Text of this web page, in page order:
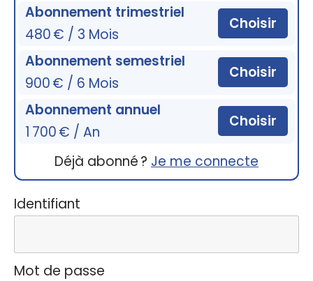
Abonnement trimestriel
480 € / 3 Mois
Choisir
Abonnement semestriel
900 € / 6 Mois
Choisir
Abonnement annuel
1 700 € / An
Choisir
Déjà abonné ? Je me connecte
Identifiant
Mot de passe